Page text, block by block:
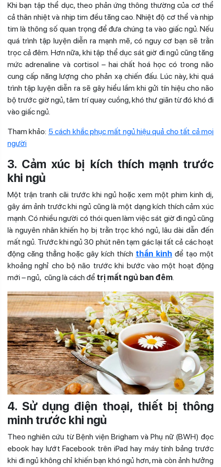
Khi bạn tập thể dục, theo phản ứng thông thường của cơ thể
cả thân nhiệt và nhịp tim đều tăng cao. Nhiệt độ cơ thể và nhịp
tim là thông số quan trọng để đưa chúng ta vào giấc ngủ. Nếu
quá trình tập luyện diễn ra mạnh mẽ, có nguy cơ bạn sẽ trằn
trọc cả đêm. Hơn nữa, khi tập thể dục sát giờ đi ngủ cũng tăng
mức adrenaline và cortisol – hai chất hoá học có trong não
cung cấp năng lượng cho phản xạ chiến đấu. Lúc này, khi quá
trình tập luyện diễn ra sẽ gây hiểu lầm khi gửi tín hiệu cho não
bộ trước giờ ngủ, tâm trí quay cuồng, khó thư giãn từ đó khó đi
vào giấc ngủ.
Tham khảo: 5 cách khắc phục mất ngủ hiệu quả cho tất cả mọi
người
3. Cảm xúc bị kích thích mạnh trước
khi ngủ
Một trận tranh cãi trước khi ngủ hoặc xem một phim kinh dị,
gây ám ảnh trước khi ngủ cũng là một dạng kích thích cảm xúc
mạnh. Có nhiều người có thói quen làm việc sát giờ đi ngủ cũng
là nguyên nhân khiến họ bị trằn trọc khó ngủ, lâu dài dẫn đến
mất ngủ. Trước khi ngủ 30 phút nên tạm gác lại tất cả các hoạt
động căng thẳng hoặc gây kích thích thần kinh để tạo một
khoảng nghỉ cho bộ não trước khi bước vào một hoạt động
mới – ngủ, cũng là cách để trị mất ngủ ban đêm.
4. Sử dụng điện thoại, thiết bị thông
minh trước khi ngủ
Theo nghiên cứu từ Bệnh viện Brigham và Phụ nữ (BWH) đọc
ebook hay lướt Facebook trên iPad hay máy tính bảng trước
khi đi ngủ không chỉ khiến bạn khó ngủ hơn, mà còn ảnh hưởng